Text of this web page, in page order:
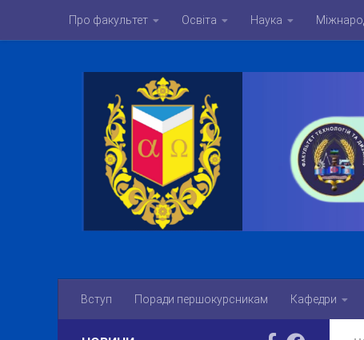
Skip to contentПро факультет Освіта Наука
Вступ Поради першокурсникам Кафедри